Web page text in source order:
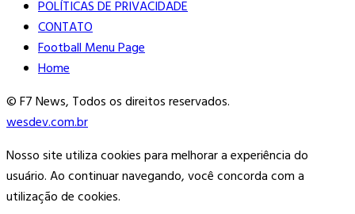
POLÍTICAS DE PRIVACIDADE
CONTATO
Football Menu Page
Home
© F7 News, Todos os direitos reservados.
wesdev.com.br
Nosso site utiliza cookies para melhorar a experiência do
usuário. Ao continuar navegando, você concorda com a
utilização de cookies.